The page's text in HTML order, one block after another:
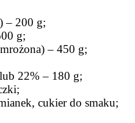
– 200 g;
g;
– 450 g;
22% – 180 g;
cukier do smaku;